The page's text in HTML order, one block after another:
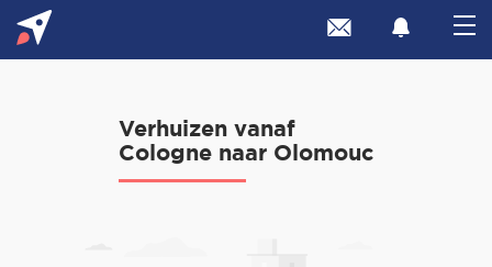
Verhuizen vanaf
Cologne naar Olomouc